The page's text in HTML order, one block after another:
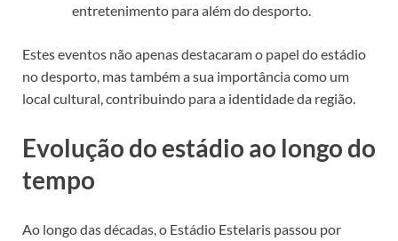
entretenimento para além do desporto.
Estes eventos não apenas destacaram o papel do estádio
no desporto, mas também a sua importância como um
local cultural, contribuindo para a identidade da região.
Evolução do estádio ao longo do
tempo
Ao longo das décadas, o Estádio Estelaris passou por